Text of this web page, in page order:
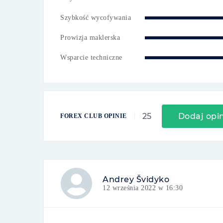
Szybkość wycofywania
Prowizja maklerska
Wsparcie techniczne
FOREX CLUB OPINIE 25 Dodaj
Andrey Švidyko
12 września 2022 w 16:30